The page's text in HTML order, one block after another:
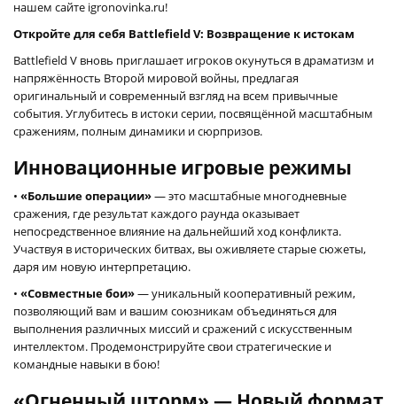
нашем сайте igronovinka.ru!
Откройте для себя Battlefield V: Возвращение к истокам
Battlefield V вновь приглашает игроков окунуться в драматизм и
напряжённость Второй мировой войны, предлагая
оригинальный и современный взгляд на всем привычные
события. Углубитесь в истоки серии, посвящённой масштабным
сражениям, полным динамики и сюрпризов.
Инновационные игровые режимы
• «Большие операции»— это масштабные многодневные
сражения, где результат каждого раунда оказывает
непосредственное влияние на дальнейший ход конфликта.
Участвуя в исторических битвах, вы оживляете старые сюжеты,
даря им новую интерпретацию.
• «Совместные бои»— уникальный кооперативный режим,
позволяющий вам и вашим союзникам объединяться для
выполнения различных миссий и сражений с искусственным
интеллектом. Продемонстрируйте свои стратегические и
командные навыки в бою!